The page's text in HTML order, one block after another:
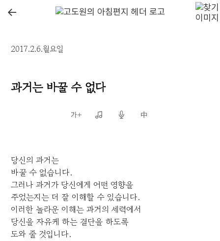
←
2017.2.6.월요일
과거는 바꿀 수 없다
당신의 과거는
바꿀 수 없습니다.
그러나 과거가 당신에게 어떤 영향을
주었는지는 더 잘 이해할 수 있습니다.
이러한 놀라운 이해는 과거의 세력에서
당신을 자유케 하는 결단을 하도록
도와 줄 것입니다.